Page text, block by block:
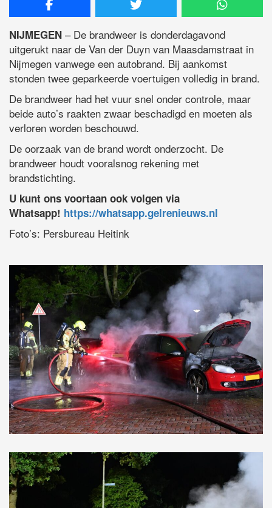
NIJMEGEN – De brandweer is donderdagavond
uitgerukt naar de Van der Duyn van Maasdamstraat in
Nijmegen vanwege een autobrand. Bij aankomst
stonden twee geparkeerde voertuigen volledig in brand.
De brandweer had het vuur snel onder controle, maar
beide auto’s raakten zwaar beschadigd en moeten als
verloren worden beschouwd.
De oorzaak van de brand wordt onderzocht. De
brandweer houdt vooralsnog rekening met
brandstichting.
U kunt ons voortaan ook volgen via
Whatsapp! https://whatsapp.gelrenieuws.nl
Foto’s: Persbureau Heitink